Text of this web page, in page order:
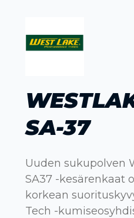
SA-37
Uuden sukupolven
SA37 -kesärenkaat
korkean
Tech -